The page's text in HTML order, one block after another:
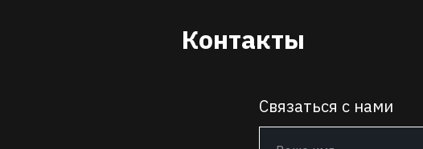
Контакты
Связаться с нами